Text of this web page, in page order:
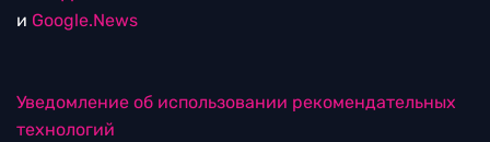
и Google.News
Уведомление об использовании рекомендательных
технологий